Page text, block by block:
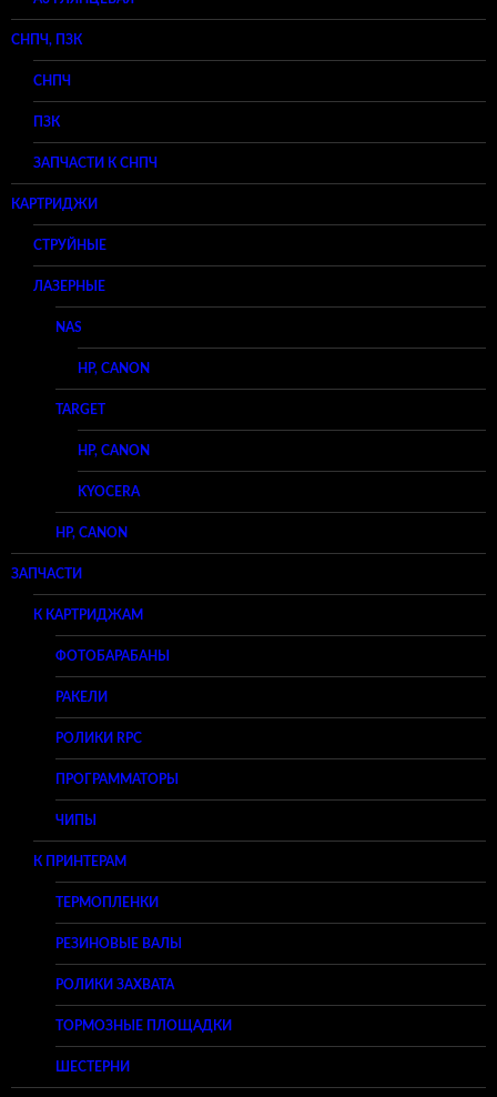
СНПЧ, ПЗК
СНПЧ
ПЗК
ЗАПЧАСТИ К СНПЧ
КАРТРИДЖИ
СТРУЙНЫЕ
ЛАЗЕРНЫЕ
NAS
HP, CANON
TARGET
HP, CANON
KYOCERA
HP, CANON
ЗАПЧАСТИ
К КАРТРИДЖАМ
ФОТОБАРАБАНЫ
РАКЕЛИ
РОЛИКИ RPC
ПРОГРАММАТОРЫ
ЧИПЫ
К ПРИНТЕРАМ
ТЕРМОПЛЕНКИ
РЕЗИНОВЫЕ ВАЛЫ
РОЛИКИ ЗАХВАТА
ТОРМОЗНЫЕ ПЛОЩАДКИ
ШЕСТЕРНИ